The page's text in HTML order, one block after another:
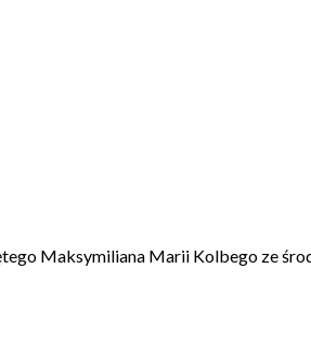
Maksymiliana Marii Kolbego ze